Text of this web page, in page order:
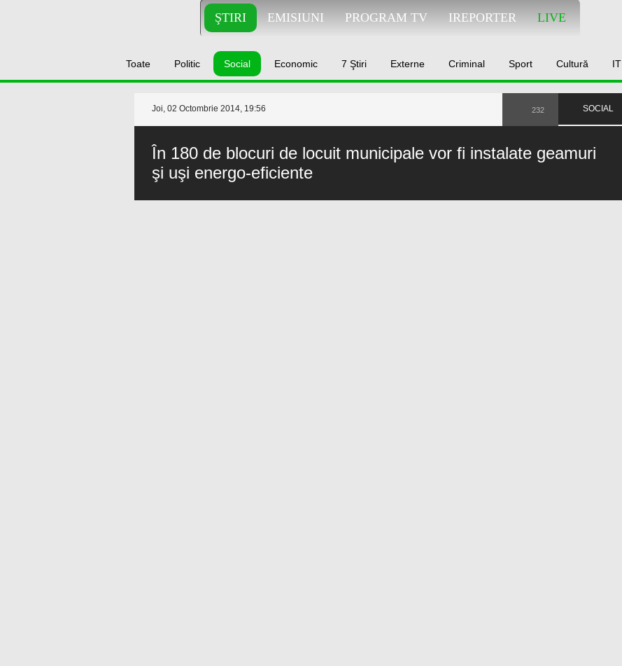
ŞTIRI EMISIUNI PROGRAM TV IREPORTER LIVE
Toate Politic Social Economic 7 Ştiri Externe Criminal Sport Cultură IT
Joi, 02 Octombrie 2014, 19:56 SOCIAL
232
În 180 de blocuri de locuit municipale vor fi instalate geamuri
şi uşi energo-eficiente